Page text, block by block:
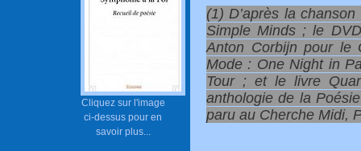
Cliquez sur l'image
ci-dessus pour en
savoir plus...
(1) D’après la
Simple Minds ; le
Anton Corbijn pour le
Mode : One Night in
Tour ; et le livre
anthologie de la
paru au Cherche Midi,